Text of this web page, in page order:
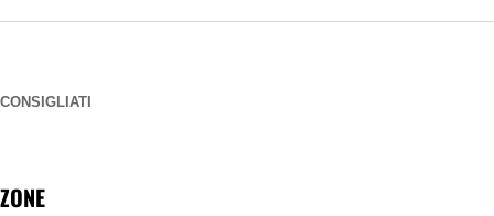
CONSIGLIATI
ZONE